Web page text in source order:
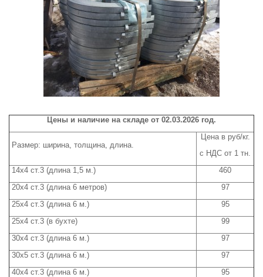
Цены и наличие на складе от 02.03.2026 год.
Размер: ширина, толщина, длина.
Цена в руб/кг.
с НДС от 1 тн.
14х4 ст.3 (длина 1,5 м.)
460
20х4 ст.3 (длина 6 метров)
97
25х4 ст.3 (длина 6 м.)
95
25х4 ст.3 (в бухте)
99
30х4 ст.3 (длина 6 м.)
97
30х5 ст.3 (длина 6 м.)
97
40х4 ст.3 (длина 6 м.)
95